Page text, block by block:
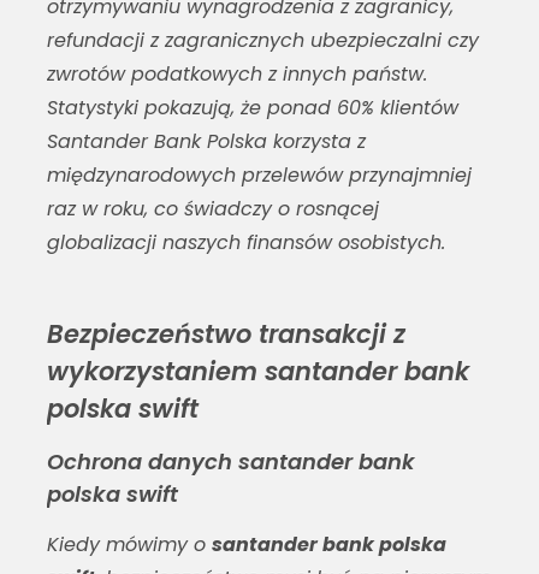
otrzymywaniu wynagrodzenia z zagranicy,
refundacji z zagranicznych ubezpieczalni czy
zwrotów podatkowych z innych państw.
Statystyki pokazują, że ponad 60% klientów
Santander Bank Polska korzysta z
międzynarodowych przelewów przynajmniej
raz w roku, co świadczy o rosnącej
globalizacji naszych finansów osobistych.
Bezpieczeństwo transakcji z
wykorzystaniem santander bank
polska swift
Ochrona danych santander bank
polska swift
Kiedy mówimy o santander bank polska